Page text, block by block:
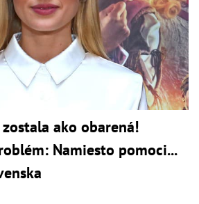
ako obarená!
Namiesto pomoci...